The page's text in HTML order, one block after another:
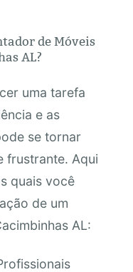
de Móveis
AL?
uma tarefa
e as
se tornar
frustrante. Aqui
quais você
de um
AL: